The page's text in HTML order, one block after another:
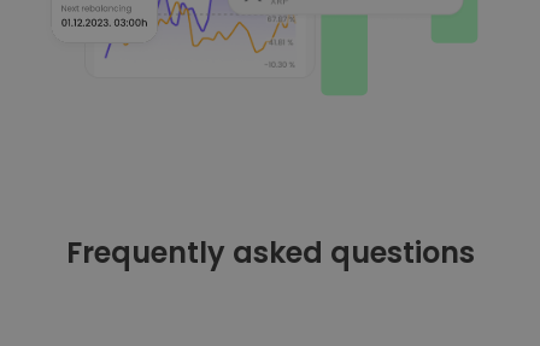
Frequently asked questions